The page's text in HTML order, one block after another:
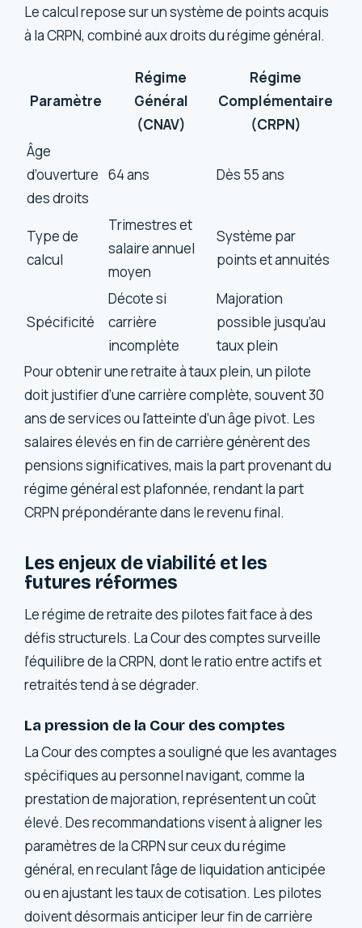
Le calcul repose sur un système de points acquis
à la CRPN, combiné aux droits du régime général.
Paramètre
Régime
Général
(CNAV)
Régime
Complémentaire
(CRPN)
Âge
d’ouverture
des droits
64 ans Dès 55 ans
Type de
calcul
Trimestres et
salaire annuel
moyen
Système par
points et annuités
Spécificité
Décote si
carrière
incomplète
Majoration
possible jusqu’au
taux plein
Pour obtenir une retraite à taux plein, un pilote
doit justifier d’une carrière complète, souvent 30
ans de services ou l’atteinte d’un âge pivot. Les
salaires élevés en fin de carrière génèrent des
pensions significatives, mais la part provenant du
régime général est plafonnée, rendant la part
CRPN prépondérante dans le revenu final.
Les enjeux de viabilité et les
futures réformes
Le régime de retraite des pilotes fait face à des
défis structurels. La Cour des comptes surveille
l’équilibre de la CRPN, dont le ratio entre actifs et
retraités tend à se dégrader.
La pression de la Cour des comptes
La Cour des comptes a souligné que les avantages
spécifiques au personnel navigant, comme la
prestation de majoration, représentent un coût
élevé. Des recommandations visent à aligner les
paramètres de la CRPN sur ceux du régime
général, en reculant l’âge de liquidation anticipée
ou en ajustant les taux de cotisation. Les pilotes
doivent désormais anticiper leur fin de carrière